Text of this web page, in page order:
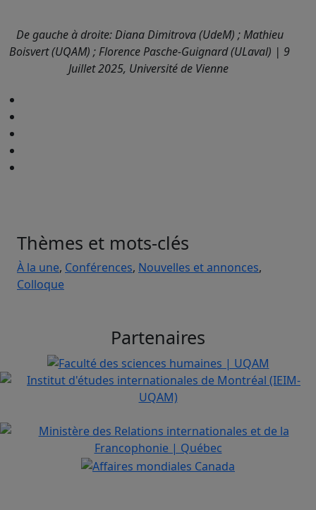
De gauche à droite: Diana Dimitrova (UdeM) ; Mathieu
Boisvert (UQAM) ; Florence Pasche-Guignard (ULaval) | 9
Juillet 2025, Université de Vienne
Thèmes et mots-clés
À la une, Conférences, Nouvelles et annonces,
Colloque
Partenaires